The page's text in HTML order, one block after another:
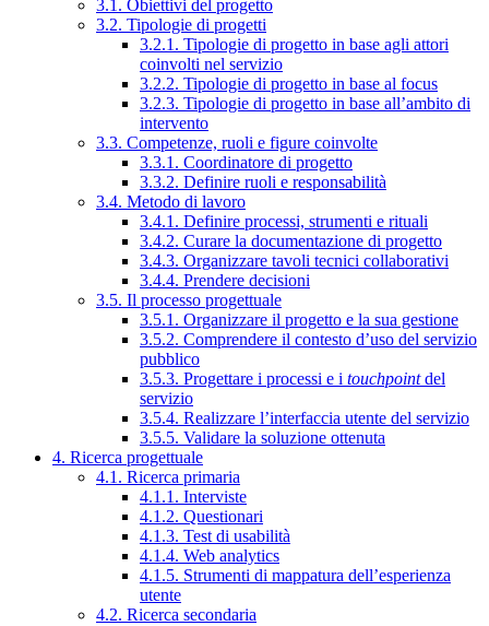
3.1. Obiettivi del progetto
3.2. Tipologie di progetti
3.2.1. Tipologie di progetto in base agli attori
coinvolti nel servizio
3.2.2. Tipologie di progetto in base al focus
3.2.3. Tipologie di progetto in base all’ambito di
intervento
3.3. Competenze, ruoli e figure coinvolte
3.3.1. Coordinatore di progetto
3.3.2. Definire ruoli e responsabilità
3.4. Metodo di lavoro
3.4.1. Definire processi, strumenti e rituali
3.4.2. Curare la documentazione di progetto
3.4.3. Organizzare tavoli tecnici collaborativi
3.4.4. Prendere decisioni
3.5. Il processo progettuale
3.5.1. Organizzare il progetto e la sua gestione
3.5.2. Comprendere il contesto d’uso del servizio
pubblico
3.5.3. Progettare i processi e i touchpointdel
servizio
3.5.4. Realizzare l’interfaccia utente del servizio
3.5.5. Validare la soluzione ottenuta
4. Ricerca progettuale
4.1. Ricerca primaria
4.1.1. Interviste
4.1.2. Questionari
4.1.3. Test di usabilità
4.1.4. Web analytics
4.1.5. Strumenti di mappatura dell’esperienza
utente
4.2. Ricerca secondaria